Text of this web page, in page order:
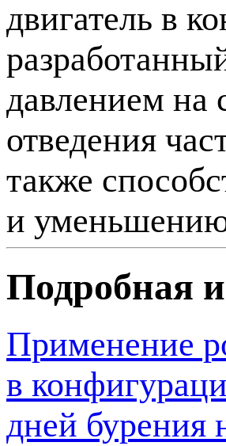
двигатель в
давлением на
отведения
также
и
Подробная
Применение
в
дней бурения